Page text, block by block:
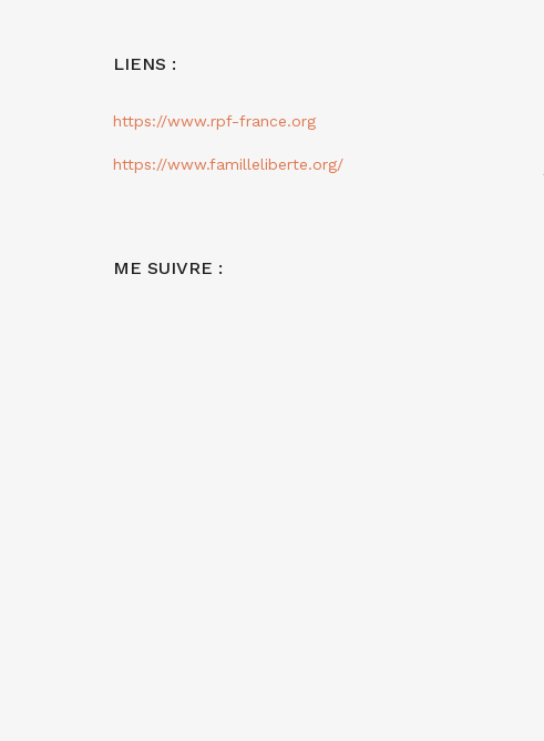
LIENS :
https://www.rpf-france.org
https://www.familleliberte.org/
ME SUIVRE :